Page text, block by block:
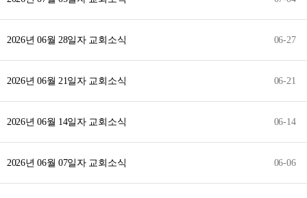
2026년 06월 28일자 교회소식 06-27
2026년 06월 21일자 교회소식 06-21
2026년 06월 14일자 교회소식 06-14
2026년 06월 07일자 교회소식 06-06